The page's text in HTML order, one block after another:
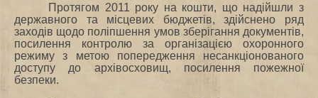
Протягом 2011 року на кошти, що надійшли з
державного та місцевих бюджетів, здійснено ряд
заходів щодо поліпшення умов зберігання документів,
посилення контролю за організацією охоронного
режиму з метою попередження несанкціонованого
доступу до архівосховищ, посилення пожежної
безпеки.